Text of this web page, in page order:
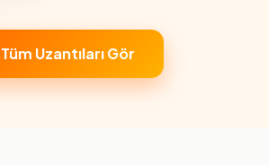
Tüm Uzantıları Gör